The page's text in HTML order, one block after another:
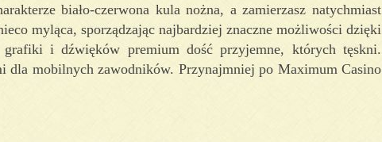
biało-czerwona kula nożna, a zamierzasz natychmiast
myląca, sporządzając najbardziej znaczne możliwości dzięki
i dźwięków premium dość przyjemne, których tęskni.
dla mobilnych zawodników. Przynajmniej po Maximum Casino